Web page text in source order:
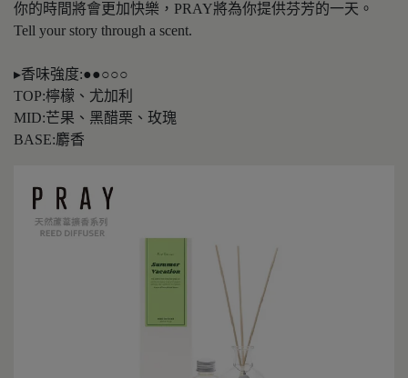
你的時間將會更加快樂，PRAY將為你提供芬芳的一天。
Tell your story through a scent.
▸香味強度:●●○○○
TOP:檸檬、尤加利
MID:芒果、黑醋栗、玫瑰
BASE:麝香